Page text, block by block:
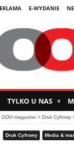
E-WYDANIE
TYLKO U NAS ∨
OOH magazine > Druk Cyfrowy
Druk Cyfrowy Media &